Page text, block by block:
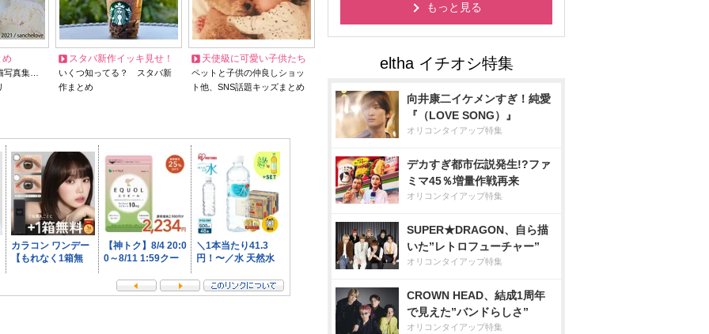
め
写真集…
スタバ新作イッキ見せ！
いくつ知ってる？ スタバ新
作まとめ
天使級に可愛い子供たち
ペットと子供の仲良しショッ
ト他、SNS話題キッズまとめ
もっと見る
向井康二イケメンすぎ！純愛
『（LOVE SONG）』
オリコンタイアップ特集
デカすぎ都市伝説発生!?ファ
ミマ45％増量作戦再来
オリコンタイアップ特集
SUPER★DRAGON、自ら描
いた”レトロフューチャー”
オリコンタイアップ特集
CROWN HEAD、結成1周年
で見えた”バンドらしさ”
オリコンタイアップ特集